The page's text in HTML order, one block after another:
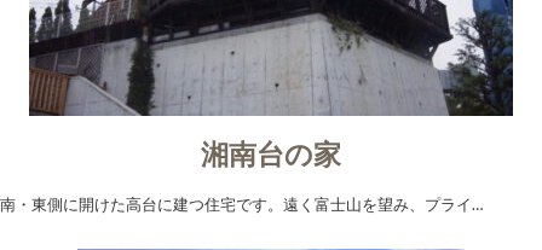
湘南台の家
南・東側に開けた高台に建つ住宅です。遠く富士山を望み、プライ…